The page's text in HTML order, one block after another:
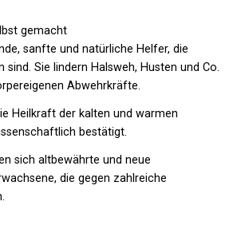
gemacht
sanfte und natürliche Helfer, die
Sie lindern Halsweh, Husten und Co.
Abwehrkräfte.
Heilkraft der kalten und warmen
bestätigt.
sich altbewährte und neue
die gegen zahlreiche